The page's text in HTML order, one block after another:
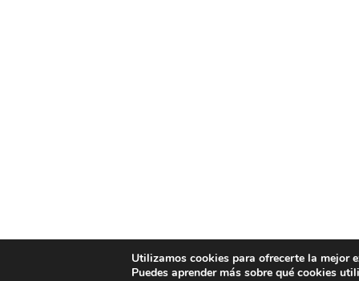
Utilizamos cookies para ofrecerte la mejor
Puedes aprender más sobre qué cookies